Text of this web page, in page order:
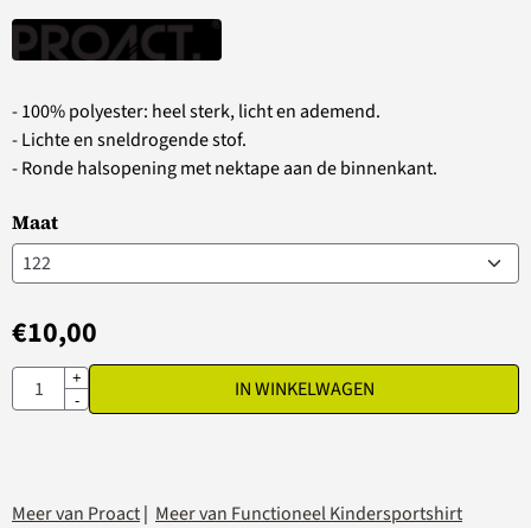
- 100% polyester: heel sterk, licht en ademend.
- Lichte en sneldrogende stof.
- Ronde halsopening met nektape aan de binnenkant.
Maat
€10,00
Aantal
+
-
IN WINKELWAGEN
Meer van Proact| Meer van Functioneel Kindersportshirt